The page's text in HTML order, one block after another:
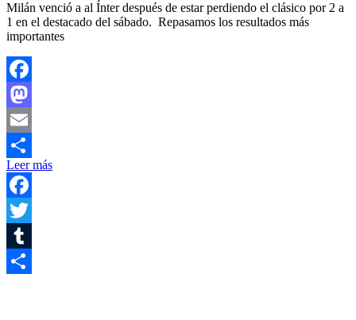
Milán venció a al Ínter después de estar perdiendo el clásico por 2 a
1 en el destacado del sábado. Repasamos los resultados más
importantes
Facebook
Mastodon
Email
Compartir
Leer más
Facebook
Twitter
Tumblr